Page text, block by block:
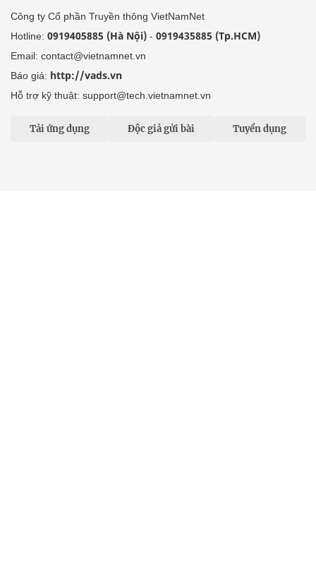
Công ty Cổ phần Truyền thông VietNamNet
Hotline: 0919405885 (Hà Nội) - 0919435885 (Tp.HCM)
Email: contact@vietnamnet.vn
Báo giá: http://vads.vn
Hỗ trợ kỹ thuật: support@tech.vietnamnet.vn
Tải ứng dụng Độc giả gửi bài Tuyển dụng